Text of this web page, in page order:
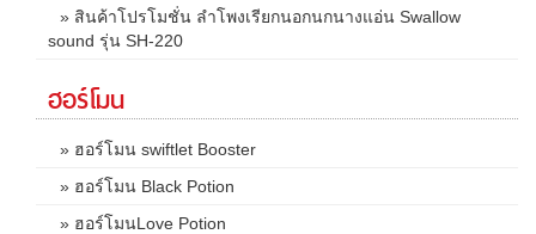
» สินค้าโปรโมชั่น ลำโพงเรียกนอกนกนางแอ่น Swallow
sound รุ่น SH-220
ฮอร์โมน
» ฮอร์โมน swiftlet Booster
» ฮอร์โมน Black Potion
» ฮอร์โมนLove Potion